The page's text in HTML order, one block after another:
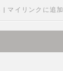
| マイリンクに追加